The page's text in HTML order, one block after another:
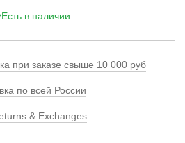
Есть в наличии
при заказе свыше 10 000 руб
по всей России
& Exchanges